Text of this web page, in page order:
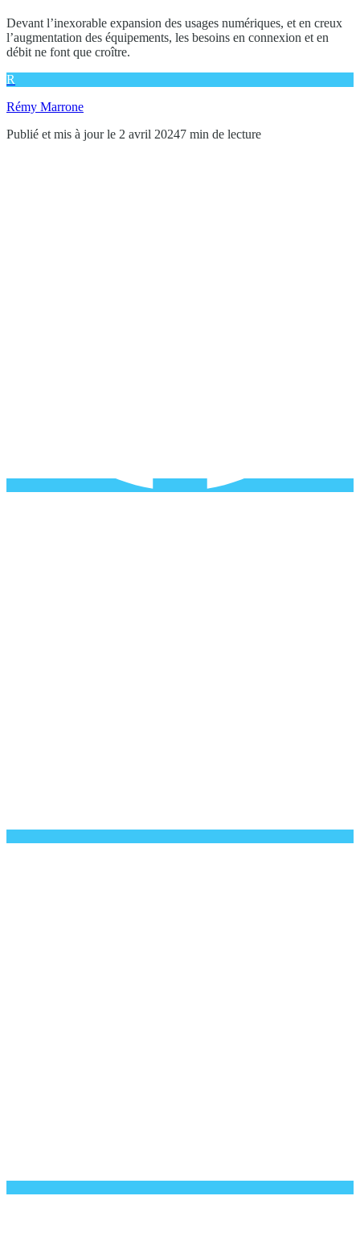
Devant l’inexorable expansion des usages numériques, et en creux
l’augmentation des équipements, les besoins en connexion et en
débit ne font que croître.
R
Rémy Marrone
Publié et mis à jour le 2 avril 20247 min de lecture